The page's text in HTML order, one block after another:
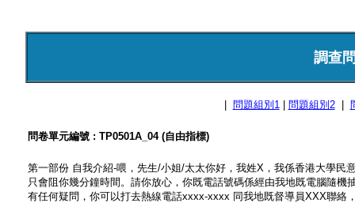
調查
問題組別1| 問題組別2|
問卷單元編號 : TP0501A_04 (自由指標)
第一部份 自我介紹-喂，先生/小姐/太太你好，我姓X，我係香港大學民
只會阻你幾分鐘時間。請你放心，你既電話號碼係經由我地既電腦隨
有任何疑問，你可以打去熱線電話xxxx-xxxx 同我地既督導員XXX聯